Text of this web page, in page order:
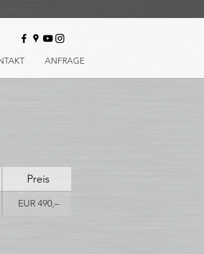
ANFRAGE
Preis
EUR 490,–